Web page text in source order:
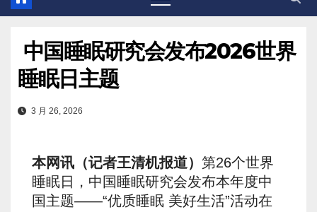
中国睡眠研究会发布2026世界
睡眠日主题
3 月 26, 2026
本网讯（记者王清机报道） 第26个世界
睡眠日，中国睡眠研究会发布本年度中
国主题——“优质睡眠 美好生活”活动在